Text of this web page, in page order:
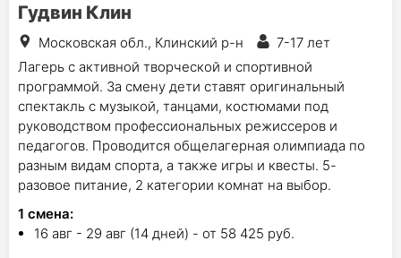
Гудвин Клин
Московская обл., Клинский р-н
7-17 лет
Лагерь с активной творческой и спортивной
программой. За смену дети ставят оригинальный
спектакль с музыкой, танцами, костюмами под
руководством профессиональных режиссеров и
педагогов. Проводится общелагерная олимпиада по
разным видам спорта, а также игры и квесты. 5-
разовое питание, 2 категории комнат на выбор.
1 смена:
16 авг - 29 авг (14 дней) - от 58 425 руб.